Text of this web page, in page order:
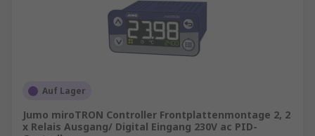
Auf Lager
Jumo miroTRON Controller Frontplattenmontage 2, 2
x Relais Ausgang/ Digital Eingang 230V ac PID-